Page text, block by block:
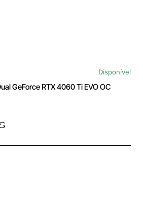
Disponível
GeForce RTX 4060 Ti EVO OC